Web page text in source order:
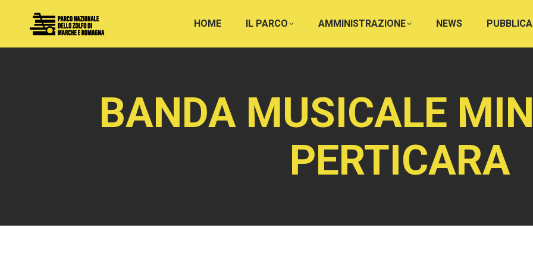
HOME IL PARCO AMMINISTRAZIONE NEWS
BANDA MUSICALE
PERTICARA